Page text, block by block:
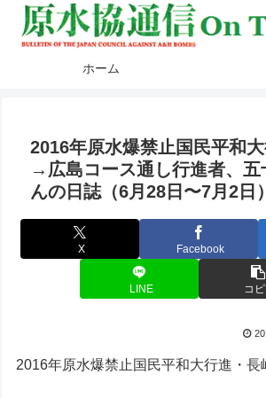
ホーム
2016年原水爆禁止国民平和
→広島コース通し行進者、五
んの日誌（6月28日〜7月2日）
X Facebook
LINE コ
2016年原水爆禁止国民平和大行進・